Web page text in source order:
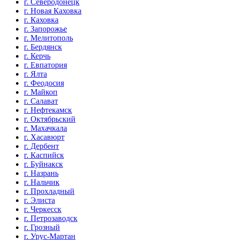
г. Северодонецк
г. Новая Каховка
г. Каховка
г. Запорожье
г. Мелитополь
г. Бердянск
г. Керчь
г. Евпатория
г. Ялта
г. Феодосия
г. Майкоп
г. Салават
г. Нефтекамск
г. Октябрьский
г. Махачкала
г. Хасавюрт
г. Дербент
г. Каспийск
г. Буйнакск
г. Назрань
г. Нальчик
г. Прохладный
г. Элиста
г. Черкесск
г. Петрозаводск
г. Грозный
г. Урус-Мартан